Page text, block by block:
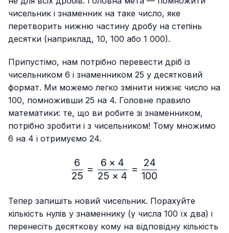
чисельник і знаменник на таке число, яке
перетворить нижню частину дробу на степінь
десятки (наприклад, 10, 100 або 1 000).
Припустімо, нам потрібно перевести дріб із
чисельником 6 і знаменником 25 у десятковий
формат. Ми можемо легко змінити нижнє число на
100, помноживши 25 на 4. Головне правило
математики: те, що ви робите зі знаменником,
потрібно зробити і з чисельником! Тому множимо
6 на 4 і отримуємо 24.
\frac{6}{25}=\frac{6 ×
25
6
=
25 × 4
6 × 4
=
100
24
Тепер запишіть новий чисельник. Порахуйте
кількість нулів у знаменнику (у числа 100 їх два) і
перенесіть десяткову кому на відповідну кількість